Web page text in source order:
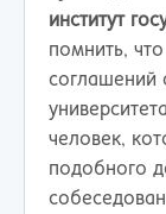
институт
помнить,
соглашений
человек,
подобного